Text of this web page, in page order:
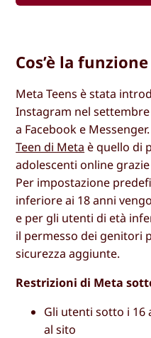
Cos’è la
Meta Teens è stata
Instagram nel settembre
a Facebook e
Teen di Meta è quello di
adolescenti online
Per impostazione
inferiore ai 18 anni
e per gli utenti di età
il permesso dei genitori
sicurezza aggiunte.
Restrizioni di Meta
Gli utenti sotto i 16
al sito